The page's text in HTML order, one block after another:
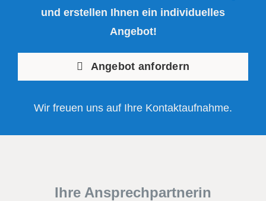
und erstellen Ihnen ein individuelles
Angebot!
Angebot anfordern
Wir freuen uns auf Ihre Kontaktaufnahme.
Ihre Ansprechpartnerin